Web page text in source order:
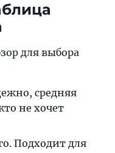
для выбора
средняя
не хочет
Подходит для